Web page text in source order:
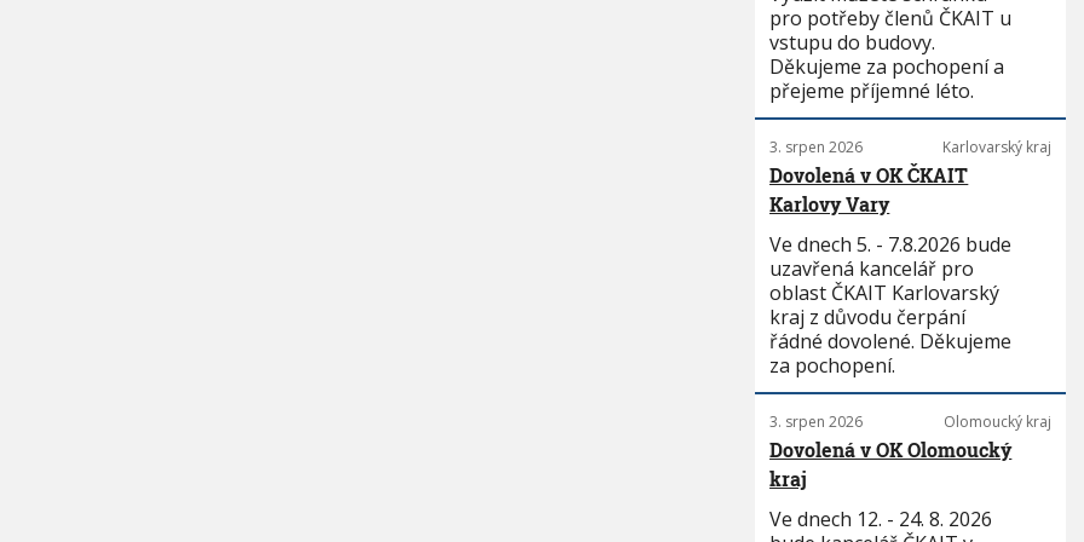
pro potřeby členů ČKAIT u
vstupu do budovy.
Děkujeme za pochopení a
přejeme příjemné léto.
3. srpen 2026 Karlovarský kraj
Dovolená v OK ČKAIT
Karlovy Vary
Ve dnech 5. - 7.8.2026 bude
uzavřená kancelář pro
oblast ČKAIT Karlovarský
kraj z důvodu čerpání
řádné dovolené. Děkujeme
za pochopení.
3. srpen 2026 Olomoucký kraj
Dovolená v OK Olomoucký
kraj
Ve dnech 12. - 24. 8. 2026